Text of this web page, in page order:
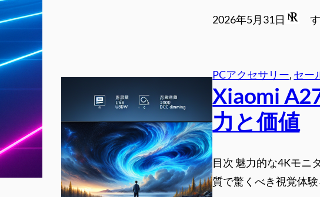
2026年5月31日
PCアクセサリー, セー
Xiaomi
力と価値
目次 魅力的な4Kモニ
質で驚くべき視覚体